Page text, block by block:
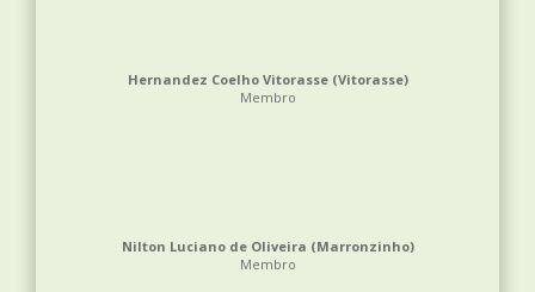
Hernandez Coelho Vitorasse (Vitorasse)
Membro
Nilton Luciano de Oliveira (Marronzinho)
Membro